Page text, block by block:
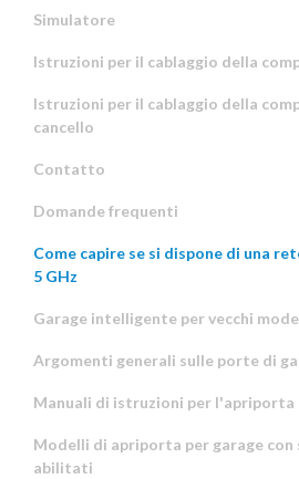
Simulatore
Istruzioni per il cablaggio della
Istruzioni per il cablaggio della
cancello
Contatto
Domande frequenti
Come capire se si dispone di una
5 GHz
Garage intelligente per vecchi
Argomenti generali sulle porte di
Manuali di istruzioni per l'apriporta
Modelli di apriporta per garage con
abilitati